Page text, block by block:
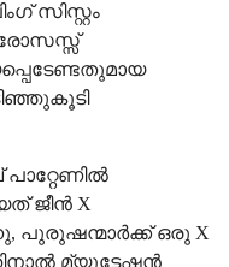
സിസ്റ്റം
ജീൻ X
പുരുഷന്മാർക്ക് ഒരു X
മ്യൂട്ടേഷൻ